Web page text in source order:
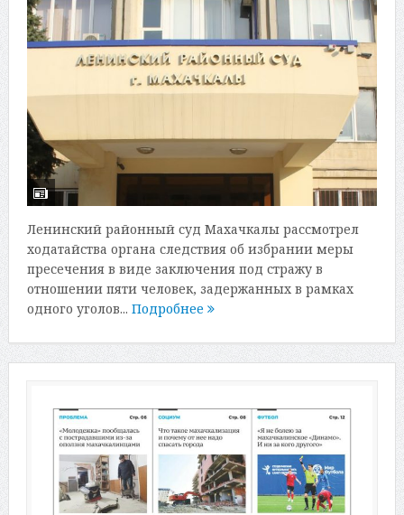
Ленинский районный суд Махачкалы рассмотрел
ходатайства органа следствия об избрании меры
пресечения в виде заключения под стражу в
отношении пяти человек, задержанных в рамках
одного уголов... Подробнее